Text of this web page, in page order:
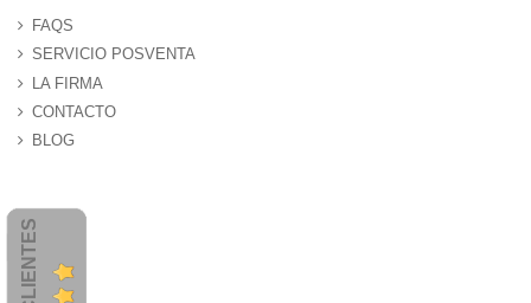
FAQS
SERVICIO POSVENTA
LA FIRMA
CONTACTO
BLOG